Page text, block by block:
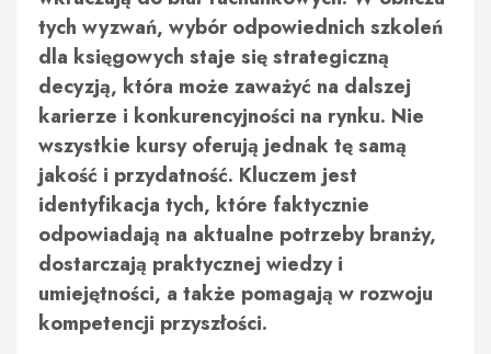
tych wyzwań, wybór odpowiednich szkoleń
dla księgowych staje się strategiczną
decyzją, która może zaważyć na dalszej
karierze i konkurencyjności na rynku. Nie
wszystkie kursy oferują jednak tę samą
jakość i przydatność. Kluczem jest
identyfikacja tych, które faktycznie
odpowiadają na aktualne potrzeby branży,
dostarczają praktycznej wiedzy i
umiejętności, a także pomagają w rozwoju
kompetencji przyszłości.